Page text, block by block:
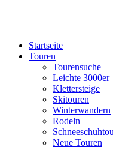
Startseite
Touren
Tourensuche
Leichte 3000er
Klettersteige
Skitouren
Winterwandern
Rodeln
Neue Touren